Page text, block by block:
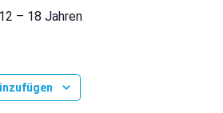
– 18 Jahren
Kalender hinzufügen